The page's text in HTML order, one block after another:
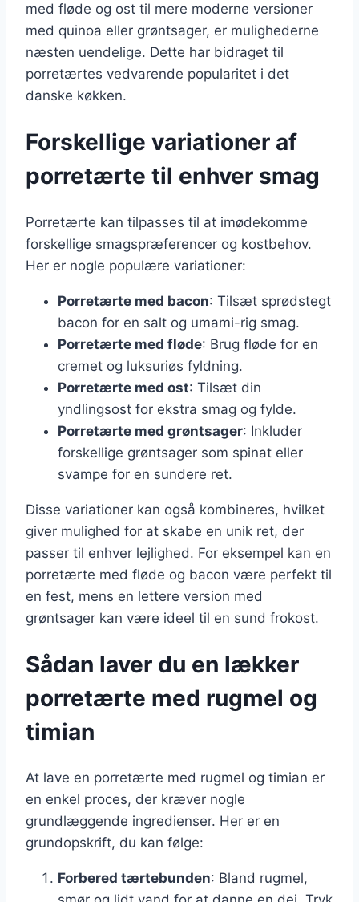
med fløde og ost til mere moderne versioner
med quinoa eller grøntsager, er mulighederne
næsten uendelige. Dette har bidraget til
porretærtes vedvarende popularitet i det
danske køkken.
Forskellige variationer af
porretærte til enhver smag
Porretærte kan tilpasses til at imødekomme
forskellige smagspræferencer og kostbehov.
Her er nogle populære variationer:
Porretærte med bacon: Tilsæt sprødstegt
bacon for en salt og umami-rig smag.
Porretærte med fløde: Brug fløde for en
cremet og luksuriøs fyldning.
Porretærte med ost: Tilsæt din
yndlingsost for ekstra smag og fylde.
Porretærte med grøntsager: Inkluder
forskellige grøntsager som spinat eller
svampe for en sundere ret.
Disse variationer kan også kombineres, hvilket
giver mulighed for at skabe en unik ret, der
passer til enhver lejlighed. For eksempel kan en
porretærte med fløde og bacon være perfekt til
en fest, mens en lettere version med
grøntsager kan være ideel til en sund frokost.
Sådan laver du en lækker
porretærte med rugmel og
timian
At lave en porretærte med rugmel og timian er
en enkel proces, der kræver nogle
grundlæggende ingredienser. Her er en
grundopskrift, du kan følge:
Forbered tærtebunden: Bland rugmel,